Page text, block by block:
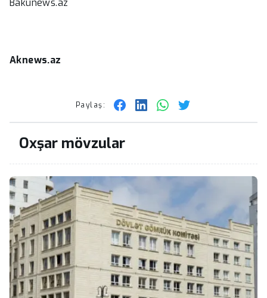
Bakunews.az
Aknews.az
Paylaş:
Oxşar mövzular